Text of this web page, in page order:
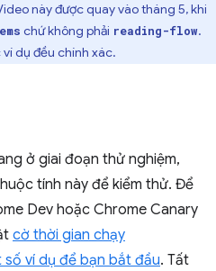
này được quay vào tháng 5, khi
chứ không phải reading-flow.
dụ đều chính xác.
ở giai đoạn thử nghiệm,
tính này để kiểm thử. Để
Dev hoặc Chrome Canary
cờ thời gian chạy
số ví dụ để bạn bắt đầu. Tất